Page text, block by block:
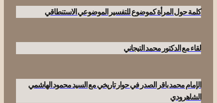
كلمة حول المرأة كموضوع للتفسير الموضوعي الاستنطاقي
لقاء مع الدكتور محمد التيجاني
الإمام محمد باقر الصدر في حوار تاريخي مع السيد محمود الهاشمي
الشاهرودي